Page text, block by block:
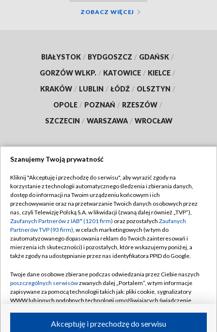
ZOBACZ WIĘCEJ
BIAŁYSTOK / BYDGOSZCZ / GDAŃSK /
GORZÓW WLKP. / KATOWICE / KIELCE /
KRAKÓW / LUBLIN / ŁÓDŹ / OLSZTYN /
OPOLE / POZNAŃ / RZESZÓW /
SZCZECIN / WARSZAWA / WROCŁAW
TVP
Abonament TVP
Emisja w TVP
Centrum informacji TVP
Naziemna Telewizja Cyfrowa
Rada Programowa
System NOS
Informacje o nadawcy
Program dla prasy
Regulamin TVP
Polityka prywatności
Moje zgody
Pomoc
Kontakt
Kanały
Szanujemy Twoją prywatność
Kliknij "Akceptuję i przechodzę do serwisu", aby wyrazić zgody na
korzystanie z technologii automatycznego śledzenia i zbierania danych,
dostęp do informacji na Twoim urządzeniu końcowym i ich
przechowywanie oraz na przetwarzanie Twoich danych osobowych przez
nas, czyli Telewizję Polską S.A. w likwidacji (zwaną dalej również „TVP”),
Zaufanych Partnerów z IAB* (1201 firm) oraz pozostałych Zaufanych
Partnerów TVP (93 firm), w celach marketingowych (w tym do
zautomatyzowanego dopasowania reklam do Twoich zainteresowań i
mierzenia ich skuteczności) i pozostałych, które wskazujemy poniżej, a
także zgody na udostępnianie przez nas identyfikatora PPID do Google.
Twoje dane osobowe zbierane podczas odwiedzania przez Ciebie naszych
poszczególnych serwisówzwanych dalej „Portalem”, w tym informacje
zapisywane za pomocą technologii takich jak: pliki cookie, sygnalizatory
WWW lub innych podobnych technologii umożliwiających świadczenie
ruchu w Internecie.Akceptuję i przechodzę do serwisu